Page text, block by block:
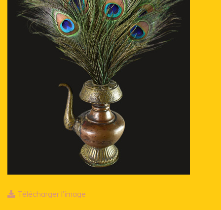
Télécharger l'image